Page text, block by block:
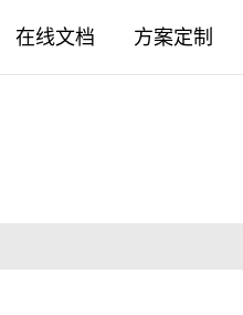
在线文档 方案定制